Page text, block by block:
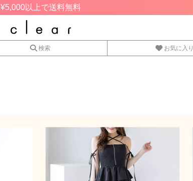
¥5,000以上で送料無料
検索 お気に入り